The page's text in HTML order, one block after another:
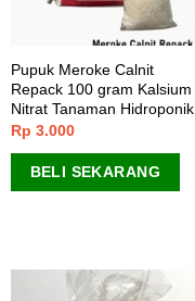
Pupuk Meroke Calnit
Repack 100 gram Kalsium
Nitrat Tanaman Hidroponik
Rp 3.000
BELI SEKARANG